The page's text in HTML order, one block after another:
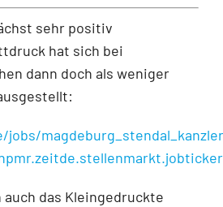
sehr positiv
hat sich bei
dann doch als weniger
auch das Kleingedruckte